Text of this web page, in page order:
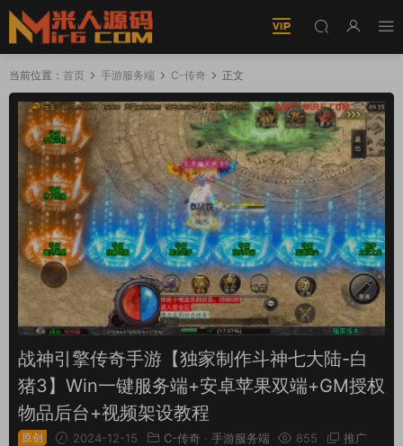
当前位置： 首页 手游服务端 C-传奇 正文
战神引擎传奇手游【独家制作斗神七大陆-白
猪3】Win一键服务端+安卓苹果双端+GM授权
物品后台+视频架设教程
原创 2024-12-15 C-传奇 · 手游服务端 855 推广